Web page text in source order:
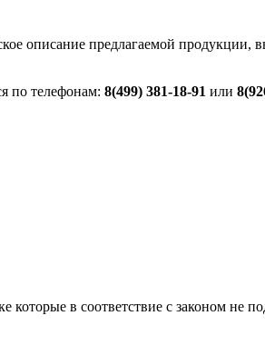
описание предлагаемой
по телефонам: 8(499) 381-18-91 или
в соответствие с законом не